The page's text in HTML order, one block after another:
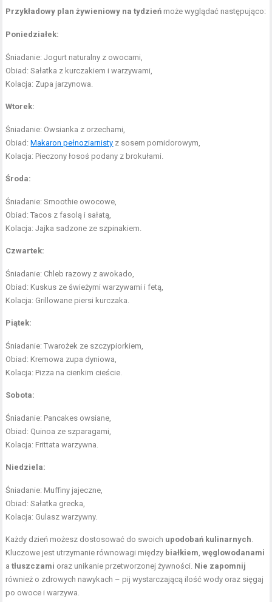
Przykładowy plan żywieniowy na tydzień może wyglądać następująco:
Poniedziałek:
Śniadanie: Jogurt naturalny z owocami,
Obiad: Sałatka z kurczakiem i warzywami,
Kolacja: Zupa jarzynowa.
Wtorek:
Śniadanie: Owsianka z orzechami,
Obiad:Makaron pełnoziarnisty z sosem pomidorowym,
Kolacja: Pieczony łosoś podany z brokułami.
Środa:
Śniadanie: Smoothie owocowe,
Obiad: Tacos z fasolą i sałatą,
Kolacja: Jajka sadzone ze szpinakiem.
Czwartek:
Śniadanie: Chleb razowy z awokado,
Obiad: Kuskus ze świeżymi warzywami i fetą,
Kolacja: Grillowane piersi kurczaka.
Piątek:
Śniadanie: Twarożek ze szczypiorkiem,
Obiad: Kremowa zupa dyniowa,
Kolacja: Pizza na cienkim cieście.
Sobota:
Śniadanie: Pancakes owsiane,
Obiad: Quinoa ze szparagami,
Kolacja: Frittata warzywna.
Niedziela:
Śniadanie: Muffiny jajeczne,
Obiad: Sałatka grecka,
Kolacja: Gulasz warzywny.
Każdy dzień możesz dostosować do swoich upodobań kulinarnych.
Kluczowe jest utrzymanie równowagi między białkiem,węglowodanami
atłuszczami oraz unikanie przetworzonej żywności. Nie zapomnij
również o zdrowych nawykach – pij wystarczającą ilość wody oraz sięgaj
po owoce i warzywa.